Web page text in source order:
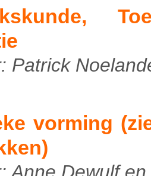
Patrick
vorming